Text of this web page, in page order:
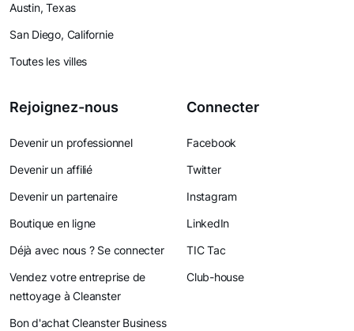
Austin, Texas
San Diego, Californie
Toutes les villes
Rejoignez-nous
Devenir un professionnel
Devenir un affilié
Devenir un partenaire
Boutique en ligne
Déjà avec nous ? Se connecter
Vendez votre entreprise de
nettoyage à Cleanster
Bon d'achat Cleanster Business
Connecter
Facebook
Twitter
Instagram
LinkedIn
TIC Tac
Club-house